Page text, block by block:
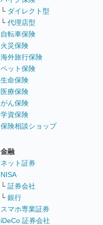
└ ダイレクト型
└ 代理店型
自転車保険
火災保険
海外旅行保険
ペット保険
生命保険
医療保険
がん保険
学資保険
保険相談ショップ
金融
ネット証券
NISA
└ 証券会社
└ 銀行
スマホ専業証券
iDeCo 証券会社